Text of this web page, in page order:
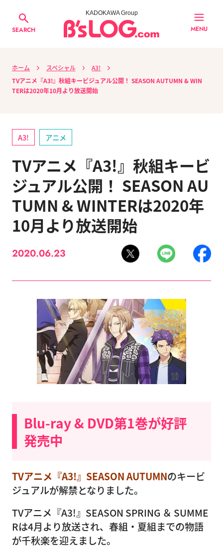
SEARCH
KADOKAWA Group
MENU
ホーム スペシャル
A3!
TVアニメ『A3!』秋組キービジュアル公開！ SEASON AUTUMN & WIN
TERは2020年10月より放送開始
A3! アニメ
TVアニメ『A3!』秋組キービ
ジュアル公開！ SEASON AU
TUMN & WINTERは2020年
10月より放送開始
2020.06.23
Blu-ray & DVD第1巻が好評
発売中
TVアニメ『A3!』SEASON AUTUMNのキービ
ジュアルが解禁となりました。
TVアニメ『A3!』SEASON SPRING ＆ SUMME
Rは4月より放送され、春組・夏組までの物語
が千秋楽を迎えました。